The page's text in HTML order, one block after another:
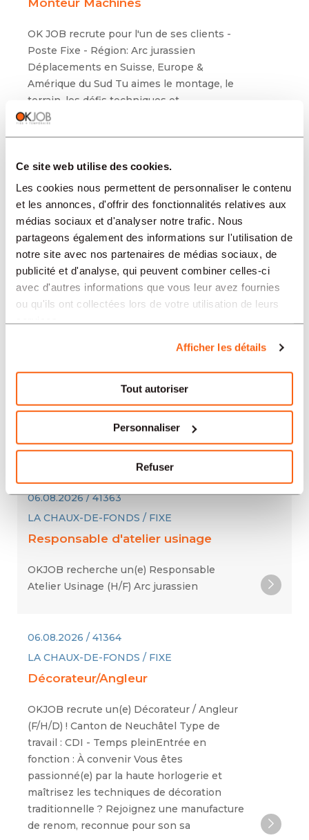
Ce site web utilise des cookies.
Les cookies nous permettent de personnaliser le contenu
et les annonces, d'offrir des fonctionnalités relatives aux
médias sociaux et d'analyser notre trafic. Nous
partageons également des informations sur l'utilisation de
notre site avec nos partenaires de médias sociaux, de
publicité et d'analyse, qui peuvent combiner celles-ci
avec d'autres informations que vous leur avez fournies
ou qu'ils ont collectées lors de votre utilisation de leurs
Afficher les détails
Tout autoriser
Personnaliser
Refuser
OK JOB recrute pour l'un de ses clients -
Poste Fixe - Région: Arc jurassien
Déplacements en Suisse, Europe &
Amérique du Sud Tu aimes le montage, le
terrain, les défis techniques et
l'international? Tu veux un poste où aucune
semaine ne se ressemble? Alors cette
06.08.2026 / 41340
GENÈVE / TEMPORAIRE
opéérateur régleur cn
Nous recherchons pour l'un de nos clients
un Mécanicien Régleur CN
Opératrices en Horlogerie
Nous recherchons, pour l'un de nos clients,
une Opératrice en Horlogerie (H/F) dans le
cadre d'une longue mission temporaire.
06.08.2026 / 41363
LA CHAUX-DE-FONDS / FIXE
Responsable d'atelier usinage
OKJOB recherche un(e) Responsable
Atelier Usinage (H/F) Arc jurassien
06.08.2026 / 41364
LA CHAUX-DE-FONDS / FIXE
Décorateur/Angleur
OKJOB recrute un(e) Décorateur / Angleur
(F/H/D) ! Canton de Neuchâtel Type de
travail : CDI - Temps pleinEntrée en
fonction : À convenir Vous êtes
passionné(e) par la haute horlogerie et
maîtrisez les techniques de décoration
traditionnelle ? Rejoignez une manufacture
de renom, reconnue pour son sa